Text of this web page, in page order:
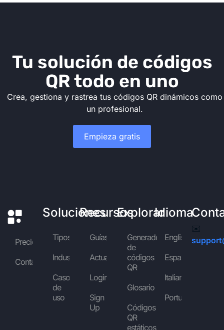
Tu solución de códigos
QR todo en uno
Crea, gestiona y rastrea tus códigos QR dinámicos como
un profesional.
Empieza gratis
Precios
Contáctanos
Soluciones
Tipos
Industrias
Casos
de
uso
Recursos
Guías
Actualidad
Login
Sign
Up
Explorar
Generador
de
códigos
QR
Glosario
Códigos
QR
estáticos
Idioma
English
Español
Italiano
Português
✉️